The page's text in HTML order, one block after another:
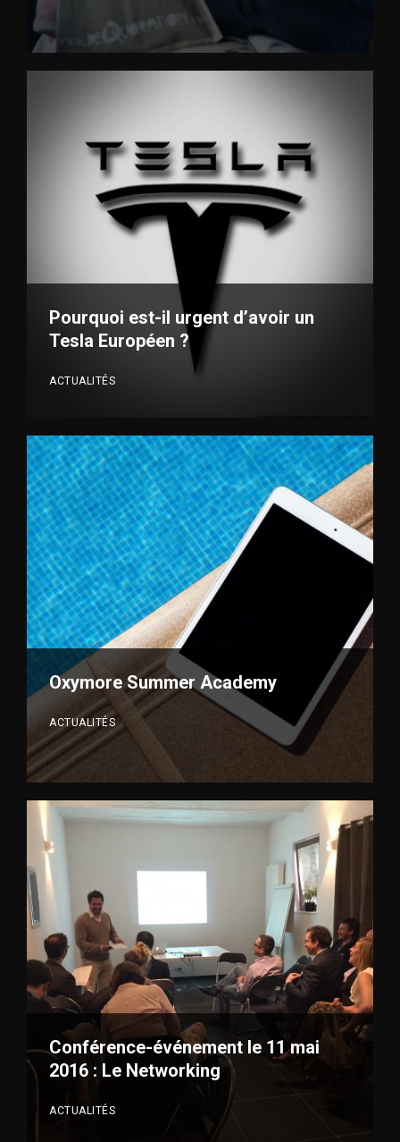
VOIR PLUS
Pourquoi est-il urgent d’avoir un
Tesla Européen ?
ACTUALITÉS
VOIR PLUS
Oxymore Summer Academy
ACTUALITÉS
VOIR PLUS
Conférence-événement le 11 mai
2016 : Le Networking
ACTUALITÉS